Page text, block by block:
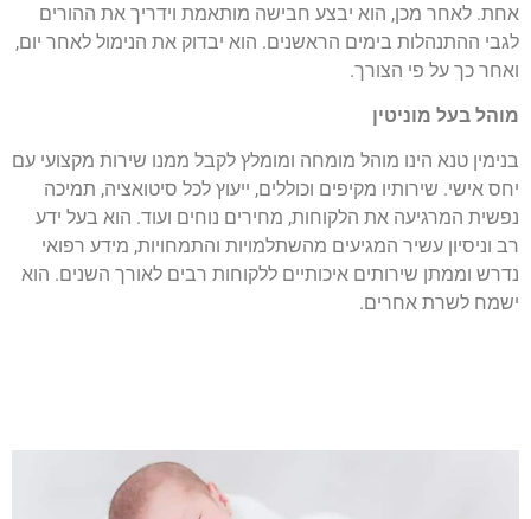
אחת. לאחר מכן, הוא יבצע חבישה מותאמת וידריך את ההורים
לגבי ההתנהלות בימים הראשנים. הוא יבדוק את הנימול לאחר יום,
ואחר כך על פי הצורך.
מוהל בעל מוניטין
בנימין טנא הינו מוהל מומחה ומומלץ לקבל ממנו שירות מקצועי עם
יחס אישי. שירותיו מקיפים וכוללים, ייעוץ לכל סיטואציה, תמיכה
נפשית המרגיעה את הלקוחות, מחירים נוחים ועוד. הוא בעל ידע
רב וניסיון עשיר המגיעים מהשתלמויות והתמחויות, מידע רפואי
נדרש וממתן שירותים איכותיים ללקוחות רבים לאורך השנים. הוא
ישמח לשרת אחרים.